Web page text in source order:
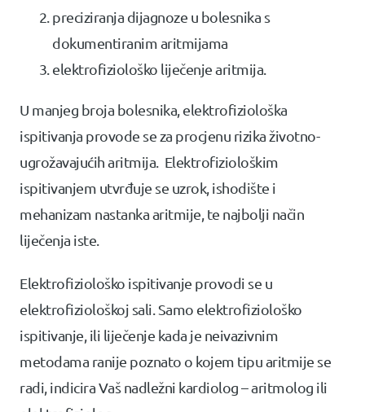
preciziranja dijagnoze u bolesnika s
dokumentiranim aritmijama
elektrofiziološko liječenje aritmija.
U manjeg broja bolesnika, elektrofiziološka
ispitivanja provode se za procjenu rizika životno-
ugrožavajućih aritmija. Elektrofiziološkim
ispitivanjem utvrđuje se uzrok, ishodište i
mehanizam nastanka aritmije, te najbolji način
liječenja iste.
Elektrofiziološko ispitivanje provodi se u
elektrofiziološkoj sali. Samo elektrofiziološko
ispitivanje, ili liječenje kada je neivazivnim
metodama ranije poznato o kojem tipu aritmije se
radi, indicira Vaš nadležni kardiolog – aritmolog ili